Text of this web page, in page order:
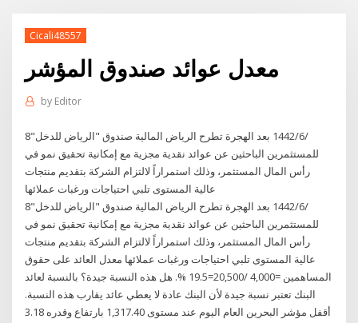
Cicali48557
معدل عوائد صندوق المؤشر
by Editor
8‏‏/6‏‏/1442 بعد الهجرة تطرح الرياض المالية صندوق "الرياض للدخل"
للمستثمرين الباحثين عن عوائد نقدية مجزية مع إمكانية تحقيق نمو في
رأس المال المستثمر، وذلك استمراراً لالتزام الشركة بتقديم منتجات
عالية المستوى تلبي احتياجات ورغبات عملائها
8‏‏/6‏‏/1442 بعد الهجرة تطرح الرياض المالية صندوق "الرياض للدخل"
للمستثمرين الباحثين عن عوائد نقدية مجزية مع إمكانية تحقيق نمو في
رأس المال المستثمر، وذلك استمراراً لالتزام الشركة بتقديم منتجات
عالية المستوى تلبي احتياجات ورغبات عملائها معدل العائد على حقوق
المساهمين =4,000 /20,500=19.5 %. هل هذه النسبة جيدة؟ بالنسبة لعائد
البنك تعتبر نسبة جيدة لأن البنك عادة لا يعطي عائد يقارب هذه النسبة.
أقفل مؤشر البحرين العام اليوم عند مستوى 1,317.40 بارتفاع وقدره 3.18